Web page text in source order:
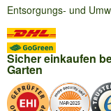
Entsorgungs- und
Sicher einkaufen
Garten